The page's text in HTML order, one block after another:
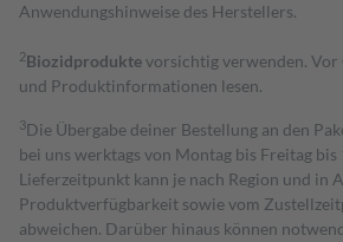
Anwendungshinweise des Herstellers.
2Biozidproduktevorsichtig verwenden.
und Produktinformationen lesen.
3Die Übergabe deiner Bestellung an den
bei uns werktags von Montag bis Freitag bis
Lieferzeitpunkt kann je nach Region und in
Produktverfügbarkeit sowie vom
abweichen. Darüber hinaus können